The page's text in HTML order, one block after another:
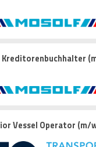
Kreditorenbuchhalter
Vessel Operator (m/